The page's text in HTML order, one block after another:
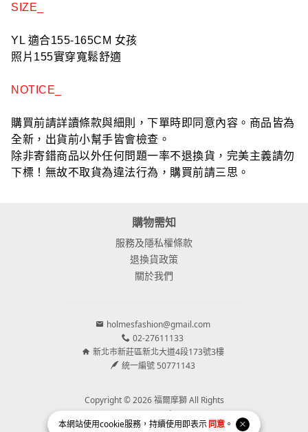
本網站使用cookie服務，持續使用即表示同意 。
SIZE_
YL 適合155-165CM 女孩
照片155實穿寬鬆舒適
NOTICE_
購買前請詳讀條款與細則，下單時即同意內容。商品皆為
全新，出貨前小幫手皆會檢查。
除非寄錯商品以外任何問題一率不退換貨，完美主義請勿
下標！無故不取貨為違法行為，購買前請三思。
購物需知
服務及隱私權條款
退換貨政策
關於我們
holmesfashion@gmail.com
02-27611133
新北市新莊區新北大道4段173號3樓
統一編號 50771143
Copyright © 2026 福爾摩獅 All Rights
Reserved.
Powered byBVSHOP.